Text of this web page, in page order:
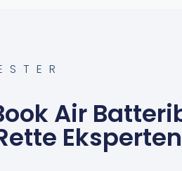
Air
Eksperten